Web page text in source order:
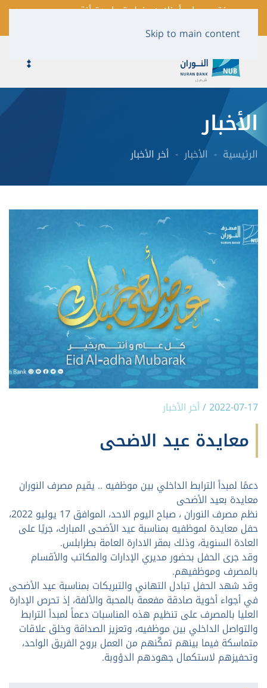
Skip to main content
فتح حساب أونلاين بخطوة واحدة أنقر
الأخبار
الرئيسية الأخبار أخر الأخبار
2022-07-17
/أخر الأخبار
معايدة عيد الاضحى
دعمًا لمبدأ الترابط الداخلي بين موظفيه .. يقيم مصرف النوران
معايدة بعيد الأضحى
نظم مصرف النوران ، صباح اليوم الاحد، الموافق 17 يوليو 2022،
حفل معايدة لموظفيه بمناسبة عيد الأضحى المبارك، جريًا على
العادة السنوية، وذلك بمقر الادارة العامة بطرابلس.
وقد جرى الحفل بحضور مديري الإدارات والمكاتب والأقسام
بالمصرف وموظفيهم.
وقد شهد الحفل تبادل التهاني والتبريكات بمناسبة عيد الأضحى
في أجواء أخوية صادقة مفعمة بالمحبة والألفة، إذ تحرص الإدارة
العليا بالمصرف على تنظيم هذه المناسبات دعماً لمبدأ الترابط
والتواصل الداخلي بين موظفيه، وتعزيز الصداقة وخلق علاقات
متماسكة فيما بينهم تمكّنهم من العمل بروح الفريق الواحد،
وتحفيزهم لاستكمال جهودهم الدؤوبة.